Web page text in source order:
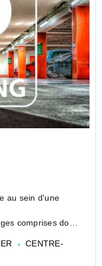
au sein d'une
comprises dont
CENTRE-